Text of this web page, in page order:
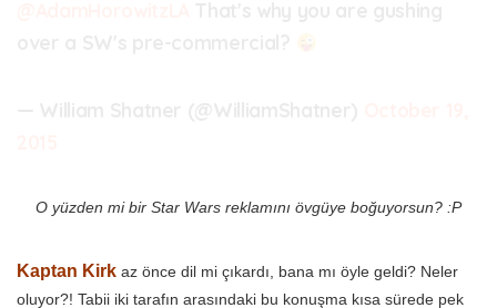
O yüzden mi bir Star Wars reklamını övgüye boğuyorsun? :P
Kaptan Kirk az önce dil mi çıkardı, bana mı öyle geldi? Neler
oluyor?! Tabii iki tarafın arasındaki bu konuşma kısa sürede pek